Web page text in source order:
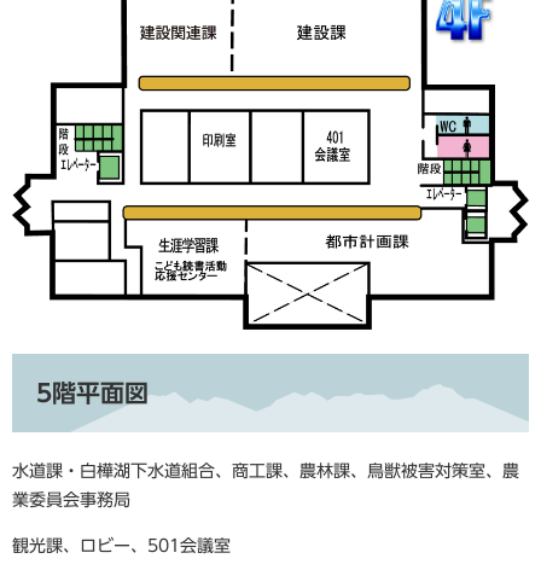
5階平面図
水道課・白樺湖下水道組合、商工課、農林課、鳥獣被害対策室、農
業委員会事務局
観光課、ロビー、501会議室